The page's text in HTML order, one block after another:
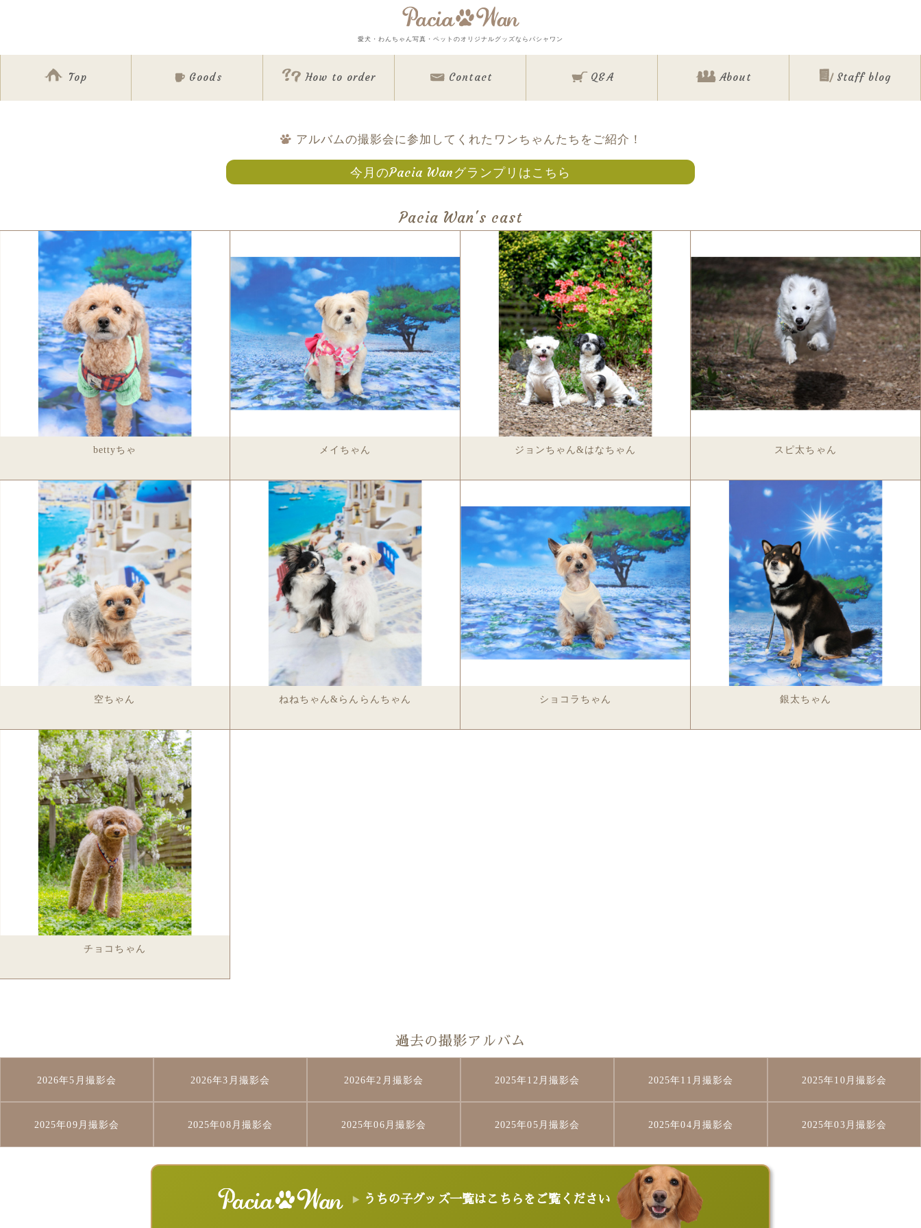
愛犬・わんちゃん写真・ペットのオリジナルグッズならパシャワン
Top Goods How to order Contact Q&A About Staff blog
アルバムの撮影会に参加してくれたワンちゃんたちをご紹介！
今月のPacia Wanグランプリはこちら
Pacia Wan's cast
bettyちゃ メイちゃん ジョンちゃん&はなちゃん スピ太ちゃん
空ちゃん ねねちゃん&らんらんちゃん ショコラちゃん 銀太ちゃん
チョコちゃん
過去の撮影アルバム
2026年5月撮影会 2026年3月撮影会 2026年2月撮影会 2025年12月撮影会 2025年11月撮影会 2025年10月撮影会
2025年09月撮影会 2025年08月撮影会 2025年06月撮影会 2025年05月撮影会 2025年04月撮影会 2025年03月撮影会
うちの子グッズ一覧はこちらをご覧ください
メインメニュー
Memorial Goods・出張撮影
About
Contact
Staff blog
Privacy Policy
最新月撮影会アルバム
取扱商品一覧
マグカップクリアファイル
眼鏡ケース
インテリア雑貨
アクリルフォト
アクリル時計キャンバスフォトクリスタルレーザーフォト
バッグ＆ポーチ
ショルダーバッグAトートバッグCトートバッグファスナーバッグポーチキャリーバッグビッグポーチ
ファブリック＆マット
ブランケットスポーツタオル/バスタオル クッションTシャツスヌード
革製品
革キーホルダー
革ストラップ革コインケース革2つ折サイフ/革長サイフ 革パスケース革カードケース革名刺入れ革キーケース革トートバッグ
スマホ＆タブレットケース
手帳型スマホケース スマホハードケース
ゴルフ用品＆ペット用品
カジノチップマーカーゴルフタオルフードボウル
データ＆プリント
データ